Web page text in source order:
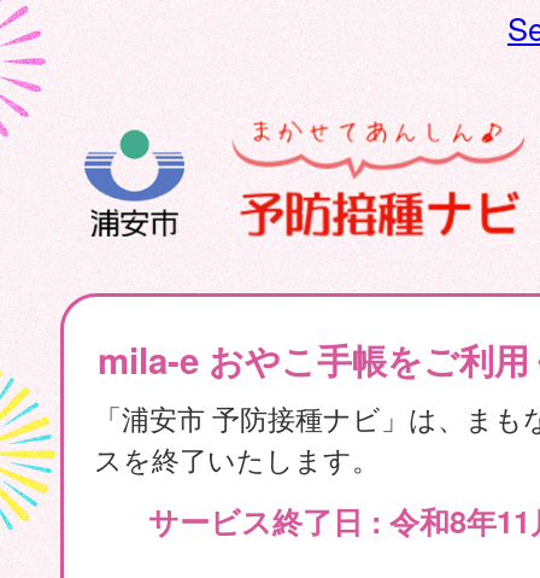
mila-e おやこ手帳をご利
「浦安市 予防接種ナビ」は、まも
スを終了いたします。
サービス終了日 : 令和8年11